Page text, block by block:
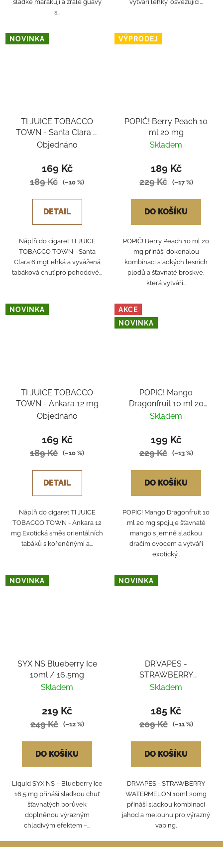
sladké marakuji a zralé guavy
s...
vytváří lehký, osvěžující...
NOVINKA
TI JUICE TOBACCO
TOWN - Santa Clara 6
mg
Objednáno
169 Kč
189 Kč (–10 %)
DETAIL
Náplň do cigaret TI JUICE
TOBACCO TOWN - Santa
Clara 6 mgLehká a vyvážená
tabáková chuť pro pohodové...
VÝPRODEJ
POPIČ! Berry Peach 10
ml 20 mg
Skladem
189 Kč
229 Kč (–17 %)
DO KOŠÍKU
POPIČ! Berry Peach 10 ml 20
mg přináší dokonalou
kombinaci sladkých lesních
plodů a šťavnaté broskve,
která vytváří...
NOVINKA
TI JUICE TOBACCO
TOWN - Ankara 12 mg
Objednáno
169 Kč
189 Kč (–10 %)
DETAIL
Náplň do cigaret TI JUICE
TOBACCO TOWN - Ankara 12
mg Exotická směs orientálních
tabáků s kořeněnými a...
AKCE
NOVINKA
POPIC! Mango
Dragonfruit 10 ml 20
mg
Skladem
199 Kč
229 Kč (–13 %)
DO KOŠÍKU
POPIC! Mango Dragonfruit 10
ml 20 mg spojuje šťavnaté
mango s jemně sladkou
dračím ovocem a vytváří
exotický...
NOVINKA
SYX NS Blueberry Ice
10ml / 16,5mg
Skladem
219 Kč
249 Kč (–12 %)
DO KOŠÍKU
Liquid SYX NS – Blueberry Ice
16,5 mg přináší sladkou chuť
šťavnatých borůvek
doplněnou výrazným
chladivým efektem –...
NOVINKA
DR.VAPES -
STRAWBERRY
WATERMELON 10ml
Skladem
185 Kč
209 Kč (–11 %)
DO KOŠÍKU
DR.VAPES - STRAWBERRY
WATERMELON 10ml 20mg
přináší sladkou kombinaci
jahod a melounu pro výrazný
vaping.